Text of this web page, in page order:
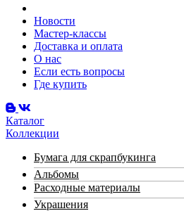
Новости
Мастер-классы
Доставка и оплата
О нас
Если есть вопросы
Где купить
Каталог
Коллекции
Бумага для скрапбукинга
Альбомы
Расходные материалы
Украшения